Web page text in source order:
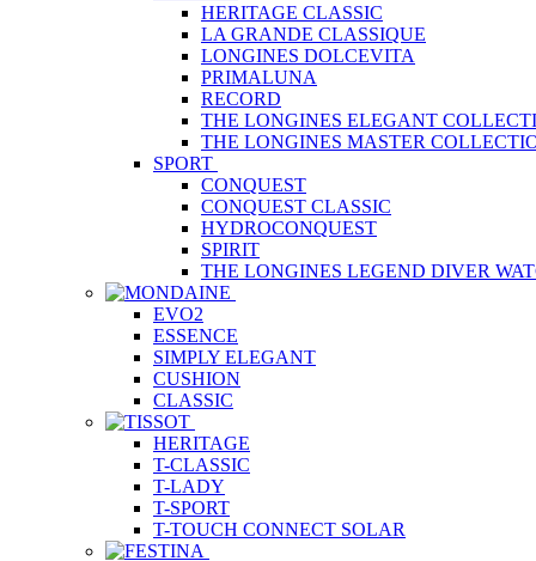
HERITAGE CLASSIC
LA GRANDE CLASSIQUE
LONGINES DOLCEVITA
PRIMALUNA
RECORD
THE LONGINES ELEGANT
THE LONGINES MASTER
SPORT
CONQUEST
CONQUEST CLASSIC
HYDROCONQUEST
SPIRIT
THE LONGINES LEGEND DIVER
EVO2
ESSENCE
SIMPLY ELEGANT
CUSHION
CLASSIC
HERITAGE
T-CLASSIC
T-LADY
T-SPORT
T-TOUCH CONNECT SOLAR